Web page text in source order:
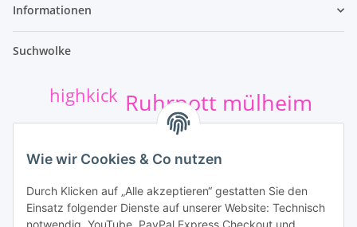
Wie wir Cookies & Co nutzen
Durch Klicken auf „Alle akzeptieren“ gestatten Sie den
Einsatz folgender Dienste auf unserer Website: Technisch
Informationen
Suchwolke
t-shirt-druck
kumpel+shirt
Ruhrpott mülheim
safejawz
hund
highkick
Unsere Leistungen